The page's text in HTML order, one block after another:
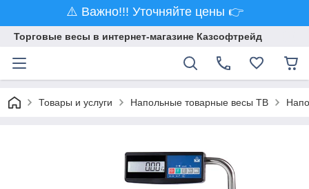
⚠️ Важно!!! Уточняйте цены 👉
Торговые весы в интернет-магазине Казсофтрейд
Товары и услуги Напольные товарные весы ТВ